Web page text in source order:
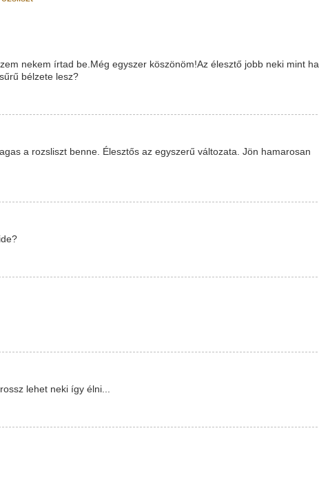
nekem írtad be.Még egyszer köszönöm!Az élesztő jobb neki mint ha
bélzete lesz?
a rozsliszt benne. Élesztős az egyszerű változata. Jön hamarosan
lehet neki így élni...